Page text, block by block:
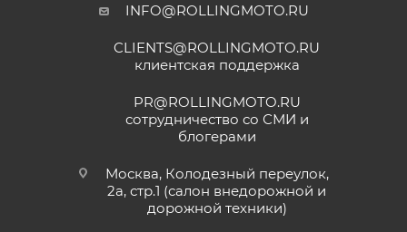
INFO@ROLLINGMOTO.RU
CLIENTS@ROLLINGMOTO.RU
клиентская поддержка
PR@ROLLINGMOTO.RU
сотрудничество со СМИ и
блогерами
Москва, Колодезный переулок,
2а, стр.1 (салон внедорожной и
дорожной техники)